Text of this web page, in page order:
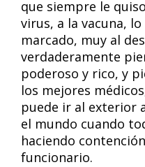
que siempre le
virus, a la vacuna,
marcado, muy al
verdaderamente
poderoso y rico, y
los mejores
puede ir al exterior
el mundo cuando
haciendo
funcionario.